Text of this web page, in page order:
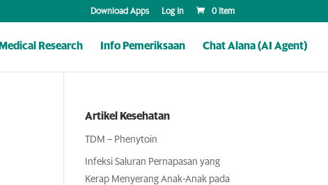
Download Apps Log In 0 Item
Medical Research Info Pemeriksaan Chat Alana (AI Agent)
Artikel Kesehatan
TDM – Phenytoin
Infeksi Saluran Pernapasan yang
Kerap Menyerang Anak-Anak pada